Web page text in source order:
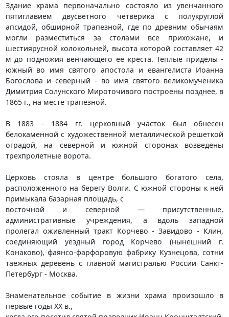
Здание храма первоначально состояло из увенчанного
пятиглавием двусветного четверика с полукруглой
апсидой, обширной трапезной, где по древним обычаям
могли разместиться за столами все прихожане, и
шестиярусной колокольней, высота которой составляет 42
м до подножия венчающего ее креста. Теплые приделы -
южный во имя святого апостола и евангелиста Иоанна
Богослова и северный - во имя святого великомученика
Димитрия Солунского Мироточивого построены позднее, в
1865 г., на месте трапезной.
В 1883 - 1884 гг. церковный участок был обнесен
белокаменной с художественной металлической решеткой
оградой, на северной и южной сторонах возведены
трехпролетные ворота.
Церковь стояла в центре большого богатого села,
расположенного на берегу Волги. С южной стороны к ней
примыкала базарная площадь, с
восточной и северной — присутственные,
административные учреждения, а вдоль западной
пролегал оживленный тракт Корчево - Завидово - Клин,
соединяющий уездный город Корчево (нынешний г.
Конаково), фаянсо-фарфоровую фабрику Кузнецова, сотни
таежных деревень с главной магистралью России Санкт-
Петербург - Москва.
Знаменательное событие в жизни храма произошло в
первые годы XX в.,